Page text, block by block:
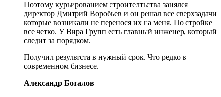
Поэтому курьированием строителтьства занялся
директор Дмитрий Воробьев и он решал все сверхзадачи
которые возникали не перенося их на меня. По стройке
все четко. У Вира Групп есть главный инженер, который
следит за порядком.
Получил результста в нужный срок. Что редко в
современном бизнесе.
Александр Боталов